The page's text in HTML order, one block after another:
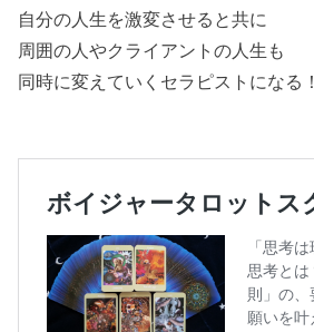
自分の人生を激変させると共に
周囲の人やクライアントの人生も
同時に変えていくセラピストになる！